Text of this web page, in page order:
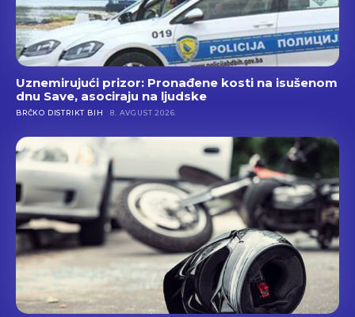
Uznemirujući prizor: Pronađene kosti na isušenom
dnu Save, asociraju na ljudske
BRČKO DISTRIKT BIH 8. AVGUST 2026.